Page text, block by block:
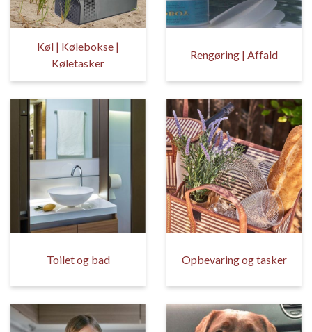
Køl | Kølebokse |
Køletasker
Rengøring | Affald
Toilet og bad Opbevaring og tasker